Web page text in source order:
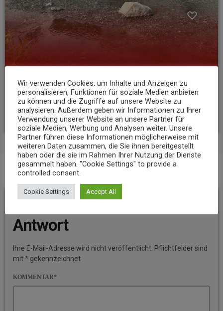
NEWS
Niedrigwasser belastet Gewässer im Landkreis Mayen-Koblenz
today 7. AUGUST 2026 12
BEITRAGS-KOMMENTARE (0)
Hinterlassen Sie eine
Antwort
Ihre E-Mail-Adresse wird nicht veröffentlicht. Pflichtfelder sind
mit * gekennzeichnet
KOMMENTAR*
Wir verwenden Cookies, um Inhalte und Anzeigen zu
personalisieren, Funktionen für soziale Medien anbieten
zu können und die Zugriffe auf unsere Website zu
analysieren. Außerdem geben wir Informationen zu Ihrer
Verwendung unserer Website an unsere Partner für
soziale Medien, Werbung und Analysen weiter. Unsere
Partner führen diese Informationen möglicherweise mit
weiteren Daten zusammen, die Sie ihnen bereitgestellt
haben oder die sie im Rahmen Ihrer Nutzung der Dienste
gesammelt haben. "Cookie Settings" to provide a
controlled consent.
Cookie Settings Accept All